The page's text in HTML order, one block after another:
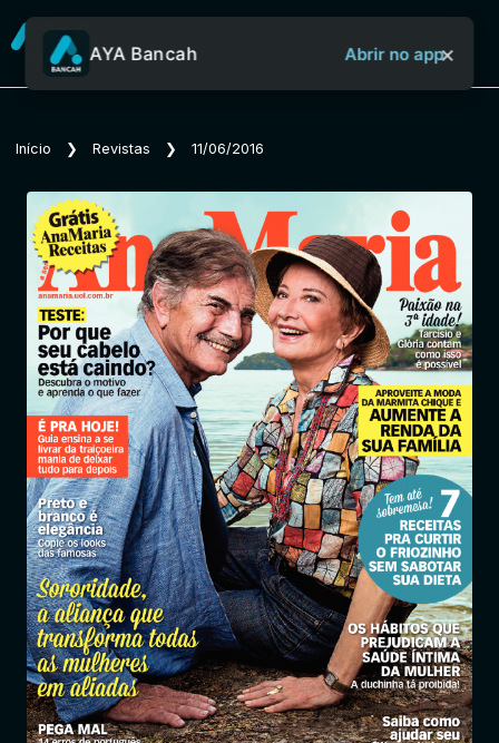
Sobre o Aya Bancah
Revistas
Jornais
Notícias
Entrar
AYA Bancah Abrir no app×
Início ❯ Revistas ❯ 11/06/2016